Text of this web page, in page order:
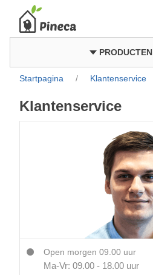
PRODUCTEN
Startpagina / Klantenservice
Klantenservice
Open morgen 09.00 uur
Ma-Vr: 09.00 - 18.00 uur